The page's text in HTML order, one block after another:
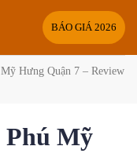
BÁO GIÁ 2026
Hưng Quận 7 – Review
Phú Mỹ